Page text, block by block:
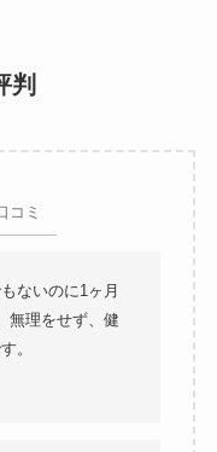
判
コミ
ないのに1ヶ月
無理をせず、健
。